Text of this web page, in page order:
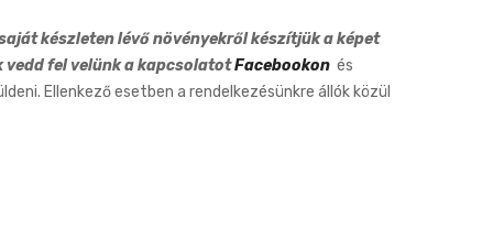
készleten lévő növényekről készítjük a képet
vedd fel velünk a kapcsolatotFacebookon és
Ellenkező esetben a rendelkezésünkre állók közül